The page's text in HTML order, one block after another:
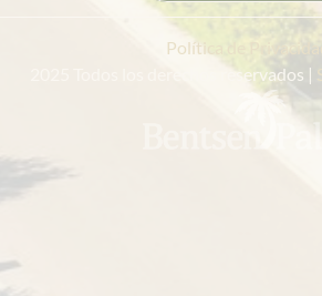
Política de Privacidad
2025 Todos los derechos reservados |